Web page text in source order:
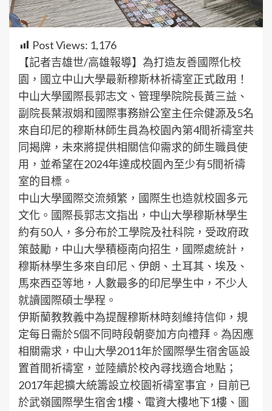
Post Views: 1,176
【記者吉雄世/高雄報導】為打造友善國際化校
園，國立中山大學最新穆斯林祈禱室正式啟用！
中山大學國際長郭志文、管理學院院長黃三益、
副院長葉淑娟和國際事務辦公室主任佘健源及5名
來自印尼的穆斯林師生員為校園內第4間祈禱室共
同揭牌，未來將提供相關信仰需求的師生職員使
用，並希望在2024年達成校園內至少有5間祈禱
室的目標。
中山大學國際交流頻繁，國際生也造就校園多元
文化。國際長郭志文指出，中山大學穆斯林學生
約有50人，多分布於工學院及社科院，受政府政
策鼓勵，中山大學積極南向招生，國際處統計，
穆斯林學生多來自印尼、伊朗、土耳其、埃及、
馬來西亞等地，人數最多的印尼學生中，不少人
就讀國際碩士學程。
伊斯蘭教教義中為提醒穆斯林時刻維持信仰，規
定每日需於5個不同時段朝麥加方向禮拜。為因應
相關需求，中山大學2011年於國際學生宿舍區設
置首間祈禱室，並陸續於校內尋找適合地點；
2017年起擴大統籌設立校園祈禱室事宜，目前已
於武嶺國際學生宿舍1樓、電資大樓地下1樓、圖